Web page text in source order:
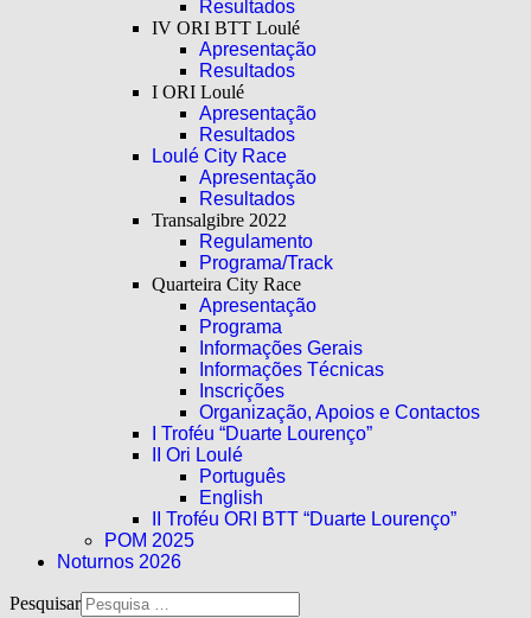
Resultados
IV ORI BTT Loulé
Apresentação
Resultados
I ORI Loulé
Apresentação
Resultados
Loulé City Race
Apresentação
Resultados
Transalgibre 2022
Regulamento
Programa/Track
Quarteira City Race
Apresentação
Programa
Informações Gerais
Informações Técnicas
Inscrições
Organização, Apoios e Contactos
I Troféu “Duarte Lourenço”
II Ori Loulé
Português
English
II Troféu ORI BTT “Duarte Lourenço”
POM 2025
Noturnos 2026
Pesquisar